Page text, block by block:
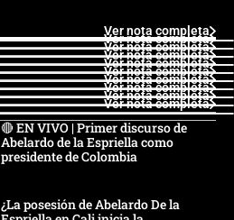
Ver nota completa
Ver nota completa
Ver nota completa
Ver nota completa
Ver nota completa
Ver nota completa
Ver nota completa
Ver nota completa
Ver nota completa
Ver nota completa
🔴 EN VIVO | Primer discurso de
Abelardo de la Espriella como
presidente de Colombia
¿La posesión de Abelardo De la